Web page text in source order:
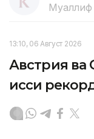
Муаллиф
13:10, 06 Август 2026
Австрия ва
иссиқ